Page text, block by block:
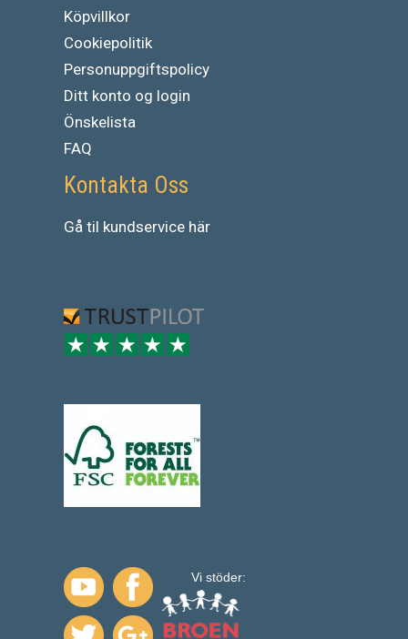
Köpvillkor
Cookiepolitik
Personuppgiftspolicy
Ditt konto og login
Önskelista
FAQ
Kontakta Oss
Gå til kundservice här
Vi stöder: